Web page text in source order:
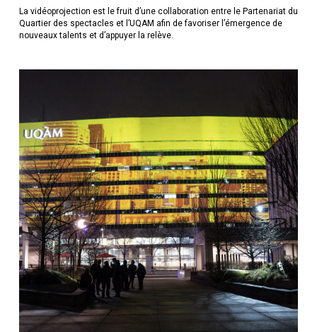
La vidéoprojection est le fruit d’une collaboration entre le Partenariat du
Quartier des spectacles et l’UQAM afin de favoriser l’émergence de
nouveaux talents et d’appuyer la relève.